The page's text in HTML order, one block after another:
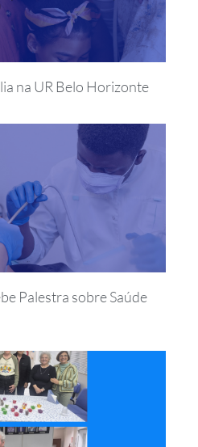
na UR Belo Horizonte
Palestra sobre Saúde